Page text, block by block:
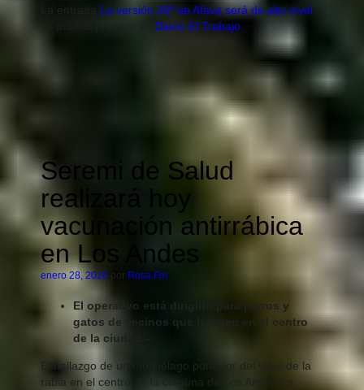
La versión 26º de Afava será de alto nivel
Diario El Trabajo
Seremi de Salud
realizará hoy
vacunación antirrábica
en Los Andes
enero 28, 2026 por Rosa Fm
El operativo está dirigido para perros y
gatos de vecinos que habiten en el centro
de la ciudad.–
El hallazgo de un murciélago portador del virus de la
rabia en el centro de la comuna de Los Andes ha